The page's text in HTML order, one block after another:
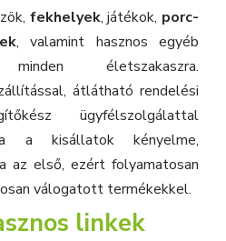
fekhelyek, játékok, porc-
, valamint hasznos egyéb
életszakaszra.
átlátható rendelési
ügyfélszolgálattal
a kisállatok kényelme,
az első, ezért folyamatosan
válogatott termékekkel.
linkek